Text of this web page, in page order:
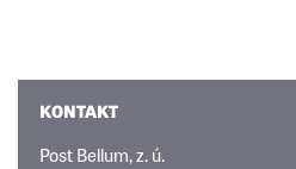
KONTAKT
Post Bellum, z. ú.